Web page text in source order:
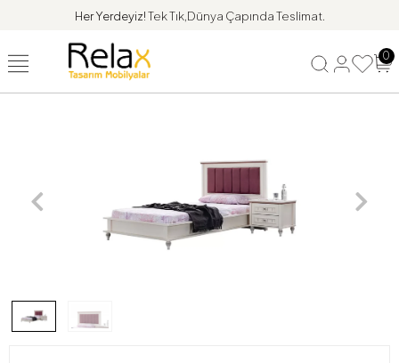
Her Yerdeyiz!Tek Tık,Dünya Çapında Teslimat.
0